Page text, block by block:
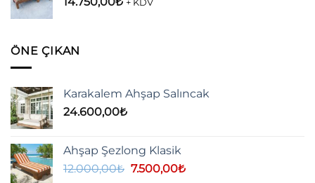
+ KDV
ÖNE ÇIKAN
Karakalem Ahşap Salıncak
24.600,00₺
Ahşap Şezlong Klasik
12.000,00₺ Orijinal
7.500,00₺Şu